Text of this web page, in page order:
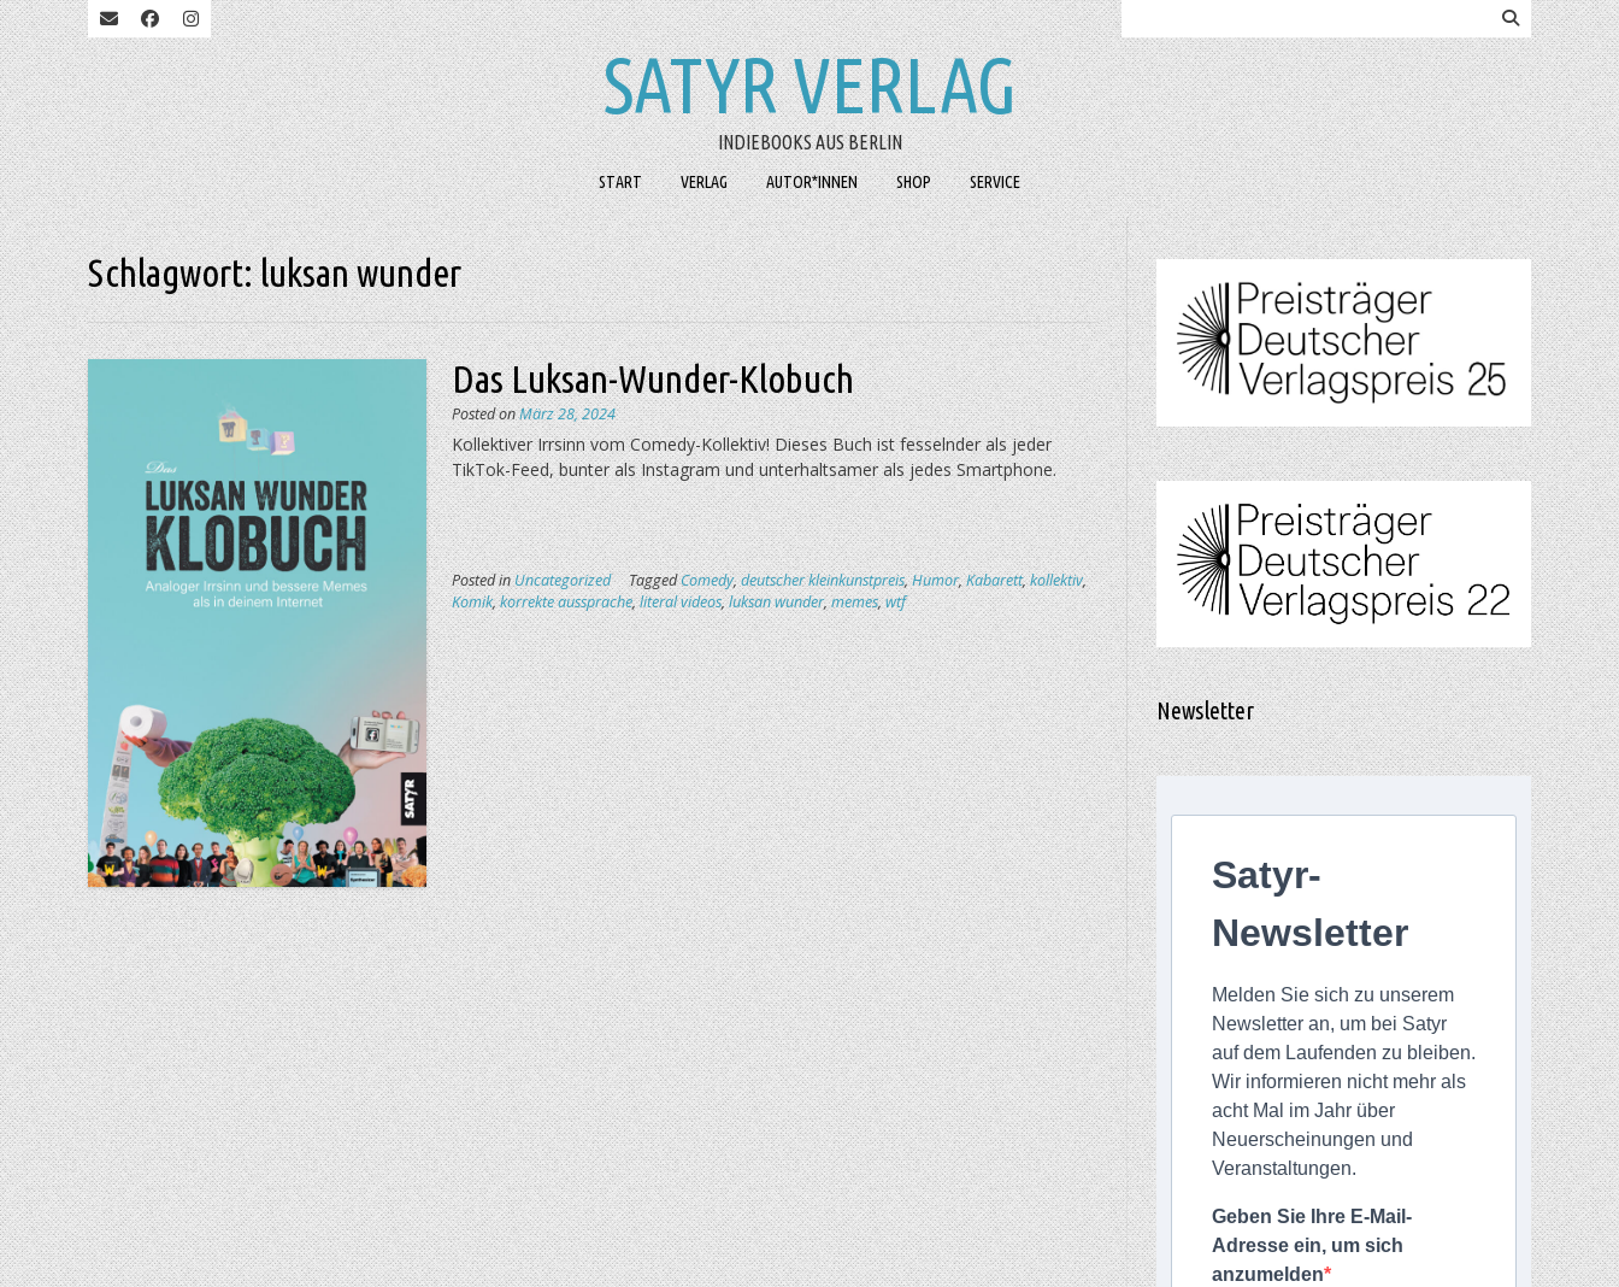
SATYR VERLAG
INDIEBOOKS AUS BERLIN
START VERLAG AUTOR*INNEN SHOP SERVICE
Schlagwort:luksan wunder
Das Luksan-Wunder-Klobuch
Posted onMärz 28, 2024
Kollektiver Irrsinn vom Comedy-Kollektiv! Dieses Buch ist fesselnder als jeder
TikTok-Feed, bunter als Instagram und unterhaltsamer als jedes Smartphone.
Posted inUncategorized TaggedComedy,deutscher kleinkunstpreis,Humor,Kabarett,kollektiv,
Komik,korrekte aussprache,literal videos,luksan wunder,memes,wtf
Newsletter
Satyr-
Newsletter
Melden Sie sich zu unserem
Newsletter an, um bei Satyr
auf dem Laufenden zu bleiben.
Wir informieren nicht mehr als
acht Mal im Jahr über
Neuerscheinungen und
Veranstaltungen.
Geben Sie Ihre E-Mail-
Adresse ein, um sich
anzumelden